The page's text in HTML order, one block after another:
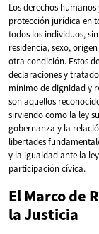
Los derechos
protección jurídica en
todos los individuos,
residencia, sexo,
otra condición. Estos
declaraciones y
mínimo de dignidad y
son aquellos
sirviendo como la ley
gobernanza y la
libertades
y la igualdad ante la
participación cívica.
El Marco de
la Justicia